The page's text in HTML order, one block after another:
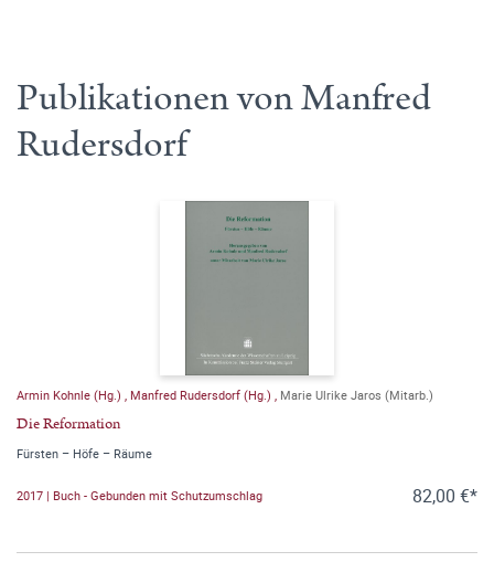
Publikationen von Manfred
Rudersdorf
Armin Kohnle (Hg.) Manfred Rudersdorf (Hg.) Marie Ulrike Jaros (Mitarb.)
Die Reformation
Fürsten – Höfe – Räume
2017 | Buch - Gebunden mit Schutzumschlag 82,00 €*